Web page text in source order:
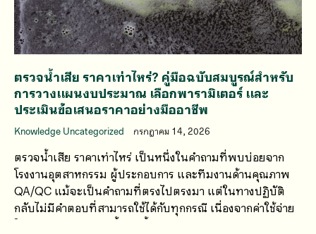
ตรวจน้ำเสีย ราคาเท่าไหร่? คู่มือฉบับสมบูรณ์สำหรับ
การวางแผนงบประมาณ เลือกพารามิเตอร์ และ
ประเมินข้อเสนอราคาอย่างมืออาชีพ
Knowledge Uncategorized กรกฎาคม 14, 2026
ตรวจน้ำเสีย ราคาเท่าไหร่ เป็นหนึ่งในคำถามที่พบบ่อยจาก
โรงงานอุตสาหกรรม ผู้ประกอบการ และทีมงานด้านคุณภาพ
QA/QC แม้จะเป็นคำถามที่ตรงไปตรงมา แต่ในทางปฏิบัติ
กลับไม่มีคำตอบที่สามารถใช้ได้กับทุกกรณี เนื่องจากค่าใช้จ่าย
ในการตรวจวิเคราะห์น้ำเสียขึ้นอยู่กับหลายปัจจัย